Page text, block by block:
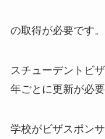
の取得が必要です。
スチューデントビ
年ごとに更新が必要
学校がビザスポン